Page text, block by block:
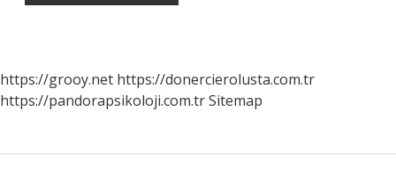
https://grooy.net https://donercierolusta.com.tr
https://pandorapsikoloji.com.trSitemap